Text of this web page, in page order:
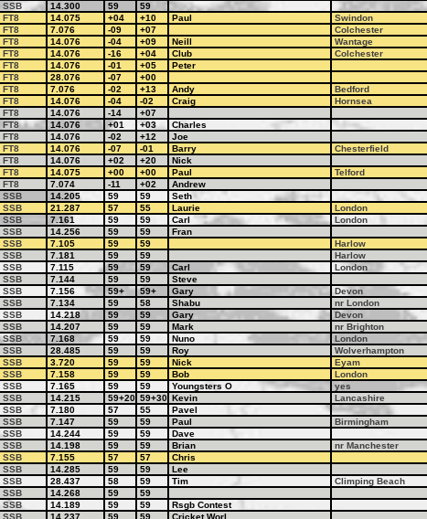
SSB 14.300 59 59
FT8 14.075 +04 +10 Paul Swindon
FT8 7.076 -09 +07 Colchester
FT8 14.076 -04 +09 Neill Wantage
FT8 14.076 -16 +04 Club Colchester
FT8 14.076 -01 +05 Peter
FT8 28.076 -07 +00
FT8 7.076 -02 +13 Andy Bedford
FT8 14.076 -04 -02 Craig Hornsea
FT8 14.076 -14 +07
FT8 14.076 +01 +03 Charles
FT8 14.076 -02 +12 Joe
FT8 14.076 -07 -01 Barry Chesterfield
FT8 14.076 +02 +20 Nick
FT8 14.075 +00 +00 Paul Telford
FT8 7.074 -11 +02 Andrew
SSB 14.205 59 59 Seth
SSB 21.287 57 55 Laurie London
SSB 7.161 59 59 Carl London
SSB 14.256 59 59 Fran
SSB 7.105 59 59 Harlow
SSB 7.181 59 59 Harlow
SSB 7.115 59 59 Carl London
SSB 7.144 59 59 Steve
SSB 7.156 59+ 59+ Gary Devon
SSB 7.134 59 58 Shabu nr London
SSB 14.218 59 59 Gary Devon
SSB 14.207 59 59 Mark nr Brighton
SSB 7.168 59 59 Nuno London
SSB 28.485 59 59 Roy Wolverhampton
SSB 3.720 59 59 Nick Eyam
SSB 7.158 59 59 Bob London
SSB 7.165 59 59 Youngsters O yes
SSB 14.215 59+20 59+30 Kevin Lancashire
SSB 7.180 57 55 Pavel
SSB 7.147 59 59 Paul Birmingham
SSB 14.244 59 59 Dave
SSB 14.198 59 59 Brian nr Manchester
SSB 7.155 57 57 Chris
SSB 14.285 59 59 Lee
SSB 28.437 58 59 Tim Climping Beach
SSB 14.268 59 59
SSB 14.189 59 59 Rsgb Contest
SSB 14.237 59 59 Cricket Worl